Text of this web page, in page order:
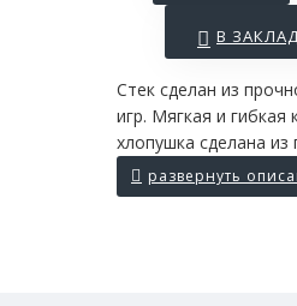
В
Стек сделан из
игр. Мягкая и
хлопушка сделана